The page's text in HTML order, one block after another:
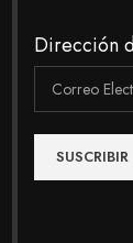
Dirección
y UVB.
y reparadores.
cuero
mas las
realizar